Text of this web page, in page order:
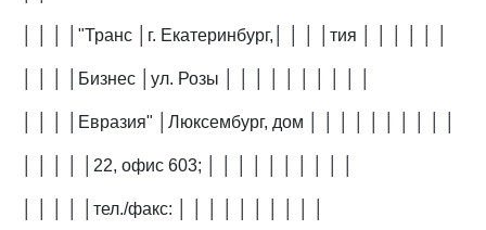
│ │ │ │"Транс │г. Екатеринбург,│ │ │ │тия │ │ │ │ │ │
│ │ │ │Бизнес │ул. Розы │ │ │ │ │ │ │ │ │ │
│ │ │ │Евразия" │Люксембург, дом │ │ │ │ │ │ │ │ │ │
│ │ │ │ │22, офис 603; │ │ │ │ │ │ │ │ │ │
│ │ │ │ │тел./факс: │ │ │ │ │ │ │ │ │ │